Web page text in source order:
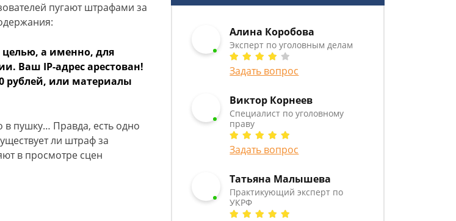
пугают штрафами за
а именно, для
Ваш IP-адрес арестован!
рублей, или материалы
в пушку… Правда, есть одно
ли штраф за
в просмотре сцен
Алина Коробова
Эксперт по уголовным делам
Задать вопрос
Виктор Корнеев
Cпециалист по уголовному
праву
Задать вопрос
Татьяна Малышева
Практикующий эксперт по
УКРФ